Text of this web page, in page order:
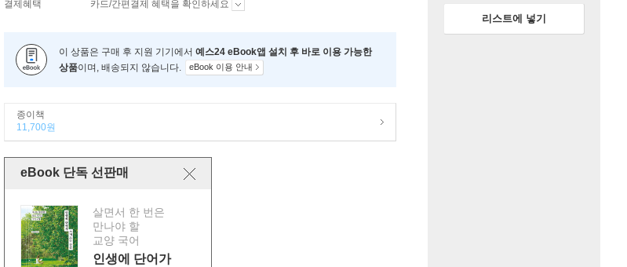
결제혜택 카드/간편결제 혜택을 확인하세요
이 상품은 구매 후 지원 기기에서 예스24 eBook앱 설치 후 바로 이용 가능한
상품이며, 배송되지 않습니다. eBook 이용 안내
종이책
11,700원
eBook 단독 선판매
살면서 한 번은
만나야 할
교양 국어
인생에 단어가
리스트에 넣기